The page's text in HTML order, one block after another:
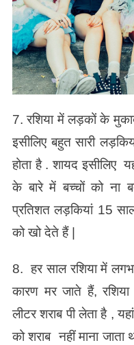
7. रशिया में लड़कों के
इसीलिए बहुत सारी
होता है . शायद इसीलिए
के बारे में बच्चों को ना
प्रतिशत लड़कियां 15
को खो देते हैं |
8. हर साल रशिया में
कारण मर जाते हैं,
लीटर शराब पी लेता है ,
को शराब नहीं माना